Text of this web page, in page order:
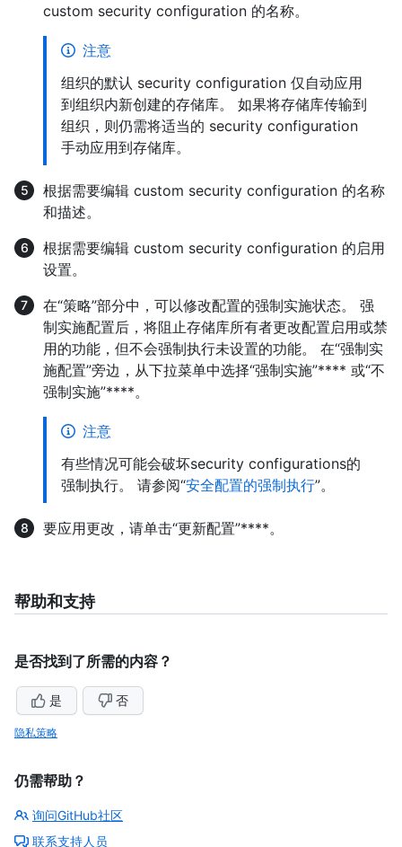
custom security configuration 的名称。
注意
组织的默认 security configuration 仅自动应用
到组织内新创建的存储库。 如果将存储库传输到
组织，则仍需将适当的 security configuration
手动应用到存储库。
根据需要编辑 custom security configuration 的名称
和描述。
根据需要编辑 custom security configuration 的启用
设置。
在“策略”部分中，可以修改配置的强制实施状态。 强
制实施配置后，将阻止存储库所有者更改配置启用或禁
用的功能，但不会强制执行未设置的功能。 在“强制实
施配置”旁边，从下拉菜单中选择“强制实施”**** 或“不
强制实施”****。
注意
有些情况可能会破坏security configurations的
强制执行。 请参阅“安全配置的强制执行”。
要应用更改，请单击“更新配置”****。
帮助和支持
是否找到了所需的内容？
是 否
隐私策略
仍需帮助？
询问GitHub社区
联系支持人员